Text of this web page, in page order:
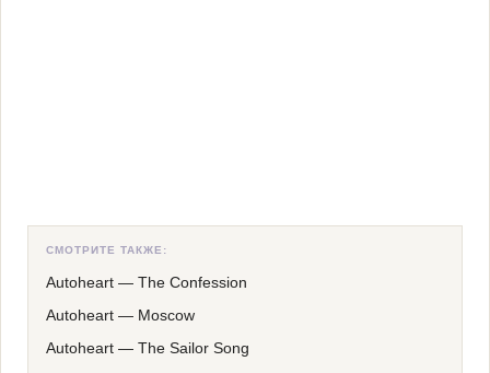
СМОТРИТЕ ТАКЖЕ:
Autoheart — The Confession
Autoheart — Moscow
Autoheart — The Sailor Song